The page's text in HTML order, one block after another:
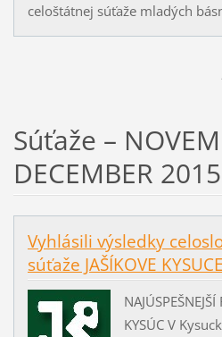
celoštátnej súťaže mladých
Súťaže –
DECEMBER 2015
Vyhlásili výsledky
súťaže JAŠÍKOVE
KYSÚC V